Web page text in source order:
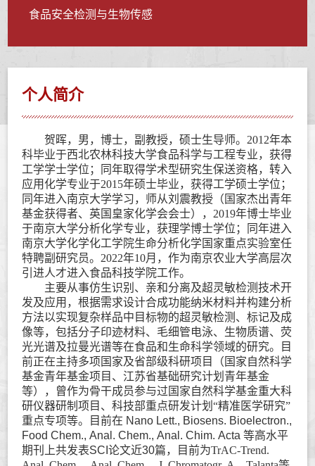
食品安全检测与生物传感
个人简介
贺晖，男，博士，副教授，硕士生导师。 2012年本
科毕业于西北农林科技大学食品科学与工程专业，获得
工学学士学位；同年取得学术型研究生保送资格，转入
应用化学专业于2015年硕士毕业，获得工学硕士学位；
同年进入南京大学学习，师从刘震教授（国家杰出青年
基金获得者、英国皇家化学会会士）， 2019年博士毕业
于南京大学分析化学专业，获理学博士学位；同年进入
南京大学化学化工学院生命分析化学国家重点实验室任
特聘副研究员。 2022年10月，作为南京农业大学高层次
引进人才进入食品科技学院工作。
主要从事仿生识别、亲和分离及超灵敏检测技术开
发及应用，根据需求设计合成功能纳米材料并构建分析
方法以实现复杂样品中目标物的超灵敏检测、标记及成
像等，包括分子印迹材料、毛细管电泳、生物质谱、荧
光光谱及拉曼光谱等在食品和生命科学领域的研究。目
前正在主持多项国家及省部级科研项目（国家自然科学
基金青年基金项目、江苏省基础研究计划青年基金
等），曾作为骨干成员参与过国家自然科学基金重大科
研仪器研制项目、科技部重点研发计划“精准医学研究”
重点专项等。
目前在 Nano Lett., Biosens. Bioelectron.,
Food Chem., Anal. Chem., Anal. Chim. Acta 等高水平
期刊上共发表SCI论文近30篇， 目前为TrAC-Trend.